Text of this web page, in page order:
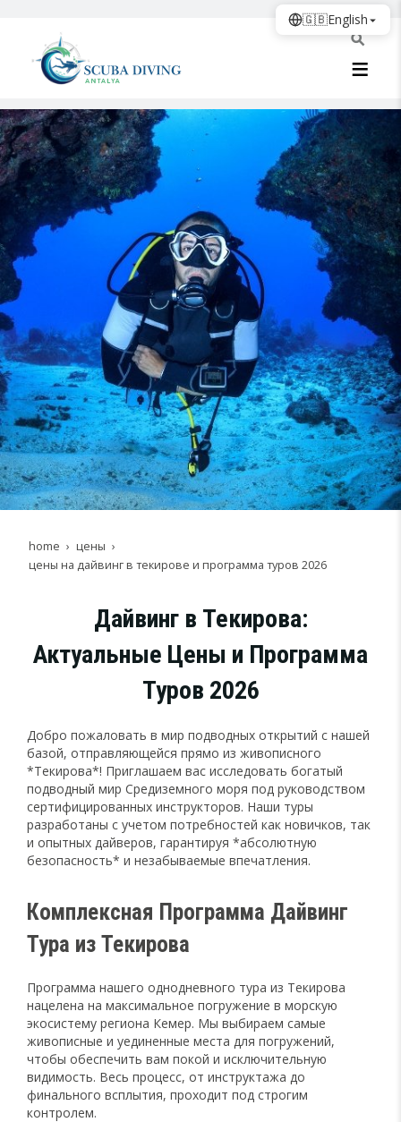
home
цены
цены на дайвинг в текирове и программа туров 2026
Дайвинг в Текирова:
Актуальные Цены и Программа
Туров 2026
Добро пожаловать в мир подводных открытий с нашей
базой, отправляющейся прямо из живописного
*Текирова*! Приглашаем вас исследовать богатый
подводный мир Средиземного моря под руководством
сертифицированных инструкторов. Наши туры
разработаны с учетом потребностей как новичков, так
и опытных дайверов, гарантируя *абсолютную
безопасность* и незабываемые впечатления.
Комплексная Программа Дайвинг
Тура из Текирова
Программа нашего однодневного тура из Текирова
нацелена на максимальное погружение в морскую
экосистему региона Кемер. Мы выбираем самые
живописные и уединенные места для погружений,
чтобы обеспечить вам покой и исключительную
видимость. Весь процесс, от инструктажа до
финального всплытия, проходит под строгим
контролем.
🇬🇧English